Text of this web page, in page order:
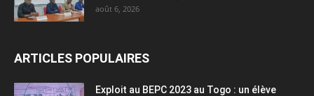
août 6, 2026
ARTICLES POPULAIRES
Exploit au BEPC 2023 au Togo : un élève